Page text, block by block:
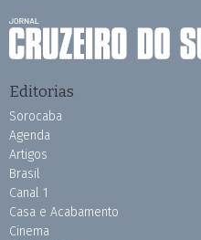
Editorias
Sorocaba
Agenda
Artigos
Brasil
Canal 1
Casa e Acabamento
Cinema